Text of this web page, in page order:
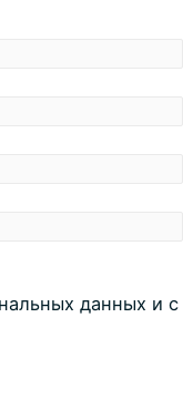
данных и с